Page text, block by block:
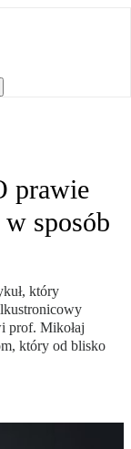
prawie
sposób
który
prof. Mikołaj
który od blisko